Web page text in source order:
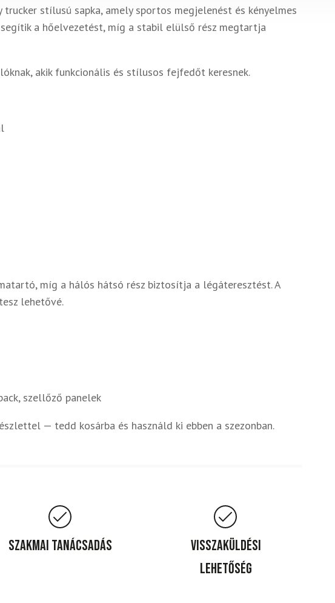
trucker stílusú sapka, amely sportos megjelenést és kényelmes
a hőelvezetést, míg a stabil elülső rész megtartja
akik funkcionális és stílusos fejfedőt keresnek.
míg a hálós hátsó rész biztosítja a légáteresztést. A
lehetővé.
szellőző panelek
— tedd kosárba és használd ki ebben a szezonban.
Szakmai tanácsadás
Visszaküldési
lehetőség